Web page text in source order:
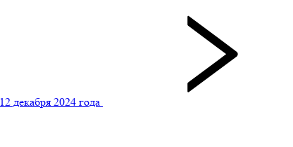
12 декабря 2024 года